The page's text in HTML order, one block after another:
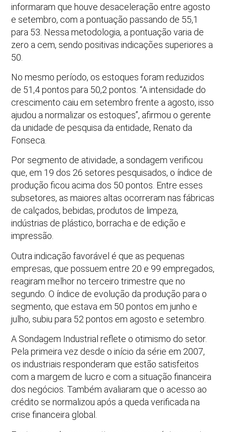
informaram que houve desaceleração entre agosto
e setembro, com a pontuação passando de 55,1
para 53. Nessa metodologia, a pontuação varia de
zero a cem, sendo positivas indicações superiores a
50.
No mesmo período, os estoques foram reduzidos
de 51,4 pontos para 50,2 pontos. “A intensidade do
crescimento caiu em setembro frente a agosto, isso
ajudou a normalizar os estoques”, afirmou o gerente
da unidade de pesquisa da entidade, Renato da
Fonseca.
Por segmento de atividade, a sondagem verificou
que, em 19 dos 26 setores pesquisados, o índice de
produção ficou acima dos 50 pontos. Entre esses
subsetores, as maiores altas ocorreram nas fábricas
de calçados, bebidas, produtos de limpeza,
indústrias de plástico, borracha e de edição e
impressão.
Outra indicação favorável é que as pequenas
empresas, que possuem entre 20 e 99 empregados,
reagiram melhor no terceiro trimestre que no
segundo. O índice de evolução da produção para o
segmento, que estava em 50 pontos em junho e
julho, subiu para 52 pontos em agosto e setembro.
A Sondagem Industrial reflete o otimismo do setor.
Pela primeira vez desde o início da série em 2007,
os industriais responderam que estão satisfeitos
com a margem de lucro e com a situação financeira
dos negócios. Também avaliaram que o acesso ao
crédito se normalizou após a queda verificada na
crise financeira global.